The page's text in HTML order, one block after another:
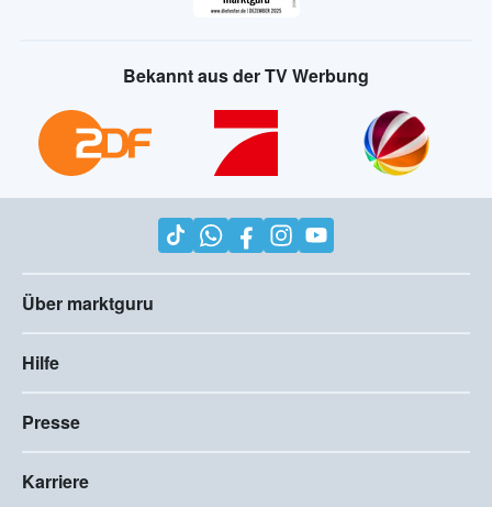
Bekannt aus der TV Werbung
Über marktguru
Hilfe
Presse
Karriere